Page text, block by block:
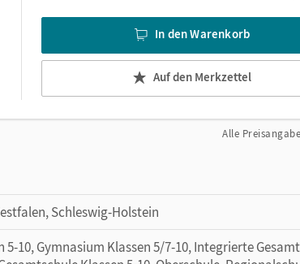
In den Warenkorb
Auf den Merkzettel
Alle
Schleswig-Holstein
5-10, Gymnasium Klassen 5/7-10, Integrierte